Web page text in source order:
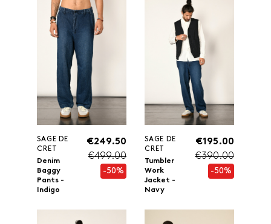
SAGE DE
CRET
Denim
Baggy
Pants -
Indigo
€249.50
€499.00
-50%
SAGE DE
CRET
Tumbler
Work
Jacket -
Navy
€195.00
€390.00
-50%